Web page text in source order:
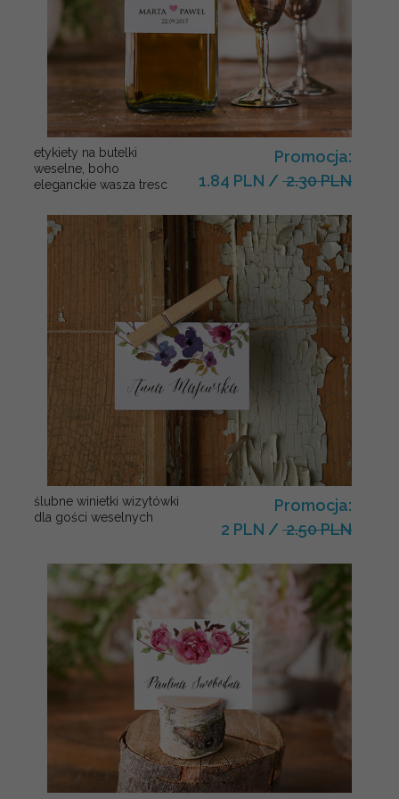
etykiety na butelki
weselne, boho
eleganckie wasza tresc
Promocja:
1.84 PLN / 2.30 PLN
ślubne winietki wizytówki
dla gości weselnych
Promocja:
2 PLN / 2.50 PLN